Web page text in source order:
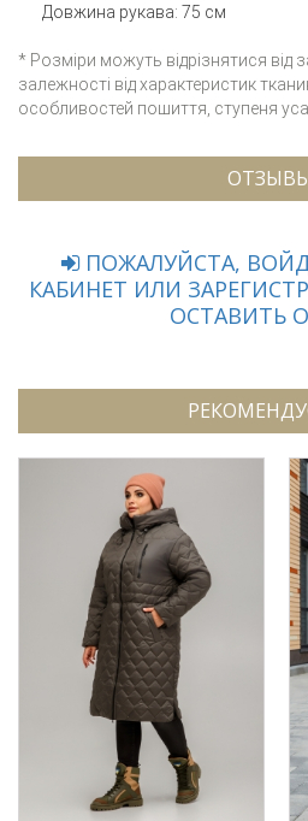
Довжина рукава: 75 см
* Розміри можуть відрізнятися від
залежності від характеристик
особливостей пошиття, ступеня
ПОЖАЛУЙСТА,
КАБИНЕТ ИЛИ
ОСТАВИТЬ